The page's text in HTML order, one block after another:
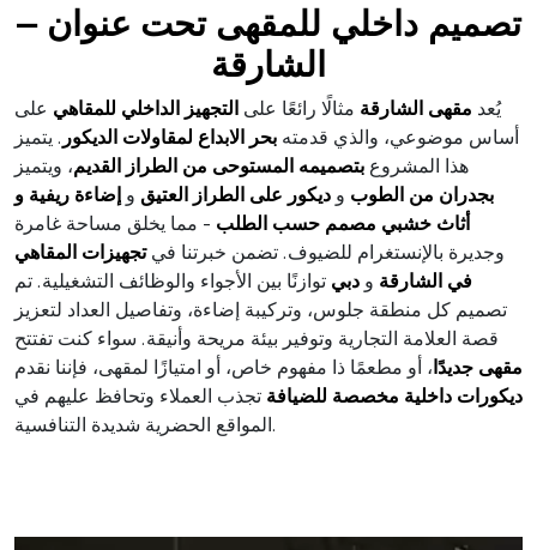
تصميم داخلي للمقهى تحت عنوان –
الشارقة
يُعد مقهى الشارقة مثالًا رائعًا على التجهيز الداخلي للمقاهي على
أساس موضوعي، والذي قدمته بحر الابداع لمقاولات الديكور . يتميز
هذا المشروع بتصميمه المستوحى من الطراز القديم، ويتميز
بجدران من الطوب و ديكور على الطراز العتيق و إضاءة ريفية و
أثاث خشبي مصمم حسب الطلب - مما يخلق مساحة غامرة
وجديرة بالإنستغرام للضيوف. تضمن خبرتنا فيتجهيزات المقاهي
في الشارقة و دبي توازنًا بين الأجواء والوظائف التشغيلية. تم
تصميم كل منطقة جلوس، وتركيبة إضاءة، وتفاصيل العداد لتعزيز
قصة العلامة التجارية وتوفير بيئة مريحة وأنيقة. سواء كنت تفتتح
مقهى جديدًا، أو مطعمًا ذا مفهوم خاص، أو امتيازًا لمقهى، فإننا نقدم
ديكورات داخلية مخصصة للضيافة تجذب العملاء وتحافظ عليهم في
المواقع الحضرية شديدة التنافسية.